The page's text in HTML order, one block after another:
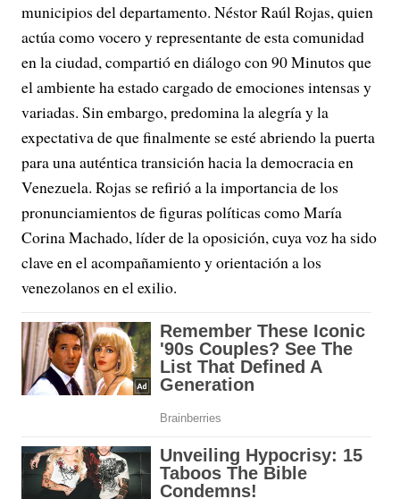
municipios del departamento. Néstor Raúl Rojas, quien
actúa como vocero y representante de esta comunidad
en la ciudad, compartió en diálogo con 90 Minutos que
el ambiente ha estado cargado de emociones intensas y
variadas. Sin embargo, predomina la alegría y la
expectativa de que finalmente se esté abriendo la puerta
para una auténtica transición hacia la democracia en
Venezuela. Rojas se refirió a la importancia de los
pronunciamientos de figuras políticas como María
Corina Machado, líder de la oposición, cuya voz ha sido
clave en el acompañamiento y orientación a los
venezolanos en el exilio.